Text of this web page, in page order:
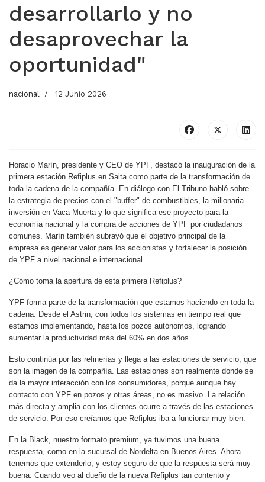
desarrollarlo y no
desaprovechar la
oportunidad"
nacional 12 Junio 2026
Horacio Marín, presidente y CEO de YPF, destacó la inauguración de la
primera estación Refiplus en Salta como parte de la transformación de
toda la cadena de la compañía. En diálogo con El Tribuno habló sobre
la estrategia de precios con el "buffer" de combustibles, la millonaria
inversión en Vaca Muerta y lo que significa ese proyecto para la
economía nacional y la compra de acciones de YPF por ciudadanos
comunes. Marín también subrayó que el objetivo principal de la
empresa es generar valor para los accionistas y fortalecer la posición
de YPF a nivel nacional e internacional.
¿Cómo toma la apertura de esta primera Refiplus?
YPF forma parte de la transformación que estamos haciendo en toda la
cadena. Desde el Astrin, con todos los sistemas en tiempo real que
estamos implementando, hasta los pozos autónomos, logrando
aumentar la productividad más del 60% en dos años.
Esto continúa por las refinerías y llega a las estaciones de servicio, que
son la imagen de la compañía. Las estaciones son realmente donde se
da la mayor interacción con los consumidores, porque aunque hay
contacto con YPF en pozos y otras áreas, no es masivo. La relación
más directa y amplia con los clientes ocurre a través de las estaciones
de servicio. Por eso creíamos que Refiplus iba a funcionar muy bien.
En la Black, nuestro formato premium, ya tuvimos una buena
respuesta, como en la sucursal de Nordelta en Buenos Aires. Ahora
tenemos que extenderlo, y estoy seguro de que la respuesta será muy
buena. Cuando veo al dueño de la nueva Refiplus tan contento y